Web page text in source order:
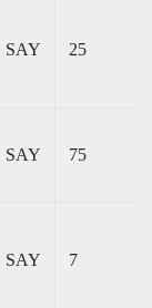
SAY 25
SAY 75
SAY 7